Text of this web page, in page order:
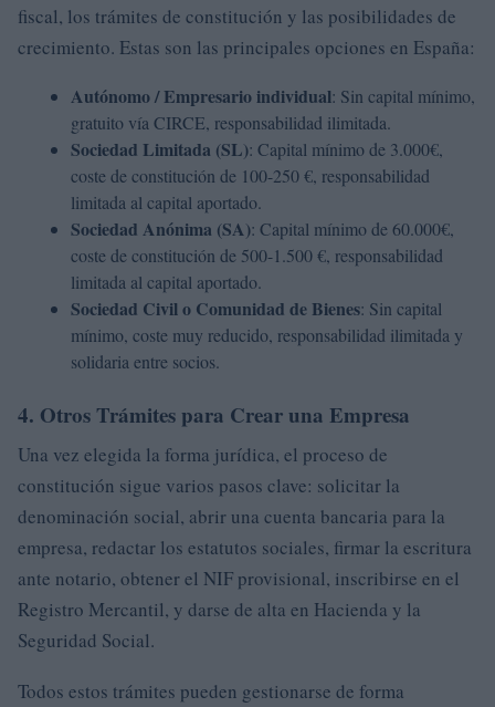
fiscal, los trámites de constitución y las posibilidades de
crecimiento. Estas son las principales opciones en España:
Autónomo / Empresario individual: Sin capital mínimo,
gratuito vía CIRCE, responsabilidad ilimitada.
Sociedad Limitada (SL): Capital mínimo de 3.000€,
coste de constitución de 100-250 €, responsabilidad
limitada al capital aportado.
Sociedad Anónima (SA): Capital mínimo de 60.000€,
coste de constitución de 500-1.500 €, responsabilidad
limitada al capital aportado.
Sociedad Civil o Comunidad de Bienes: Sin capital
mínimo, coste muy reducido, responsabilidad ilimitada y
solidaria entre socios.
4. Otros Trámites para Crear una Empresa
Una vez elegida la forma jurídica, el proceso de
constitución sigue varios pasos clave: solicitar la
denominación social, abrir una cuenta bancaria para la
empresa, redactar los estatutos sociales, firmar la escritura
ante notario, obtener el NIF provisional, inscribirse en el
Registro Mercantil, y darse de alta en Hacienda y la
Seguridad Social.
Todos estos trámites pueden gestionarse de forma